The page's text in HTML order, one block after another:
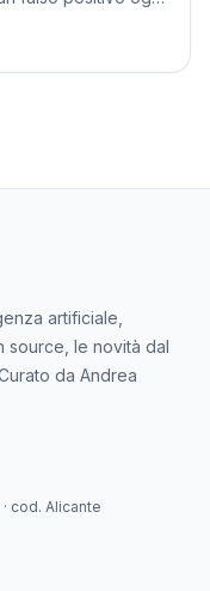
artificiale,
source, le novità dal
da Andrea
· cod. Alicante